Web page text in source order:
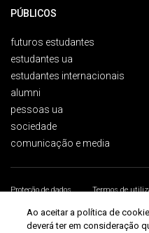
PÚBLICOS
futuros estudantes
estudantes ua
estudantes internacionais
alumni
pessoas ua
sociedade
comunicação e media
Proteção de dados Termos de
Universidade de Aveiro 2026
Ao aceitar a política de
deverá ter em consideração